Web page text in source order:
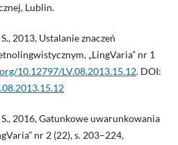
Lublin.
2013, Ustalanie znaczeń
„LingVaria” nr 1
10.12797/LV.08.2013.15.12. DOI:
2016, Gatunkowe uwarunkowania
nr 2 (22), s. 203–224,